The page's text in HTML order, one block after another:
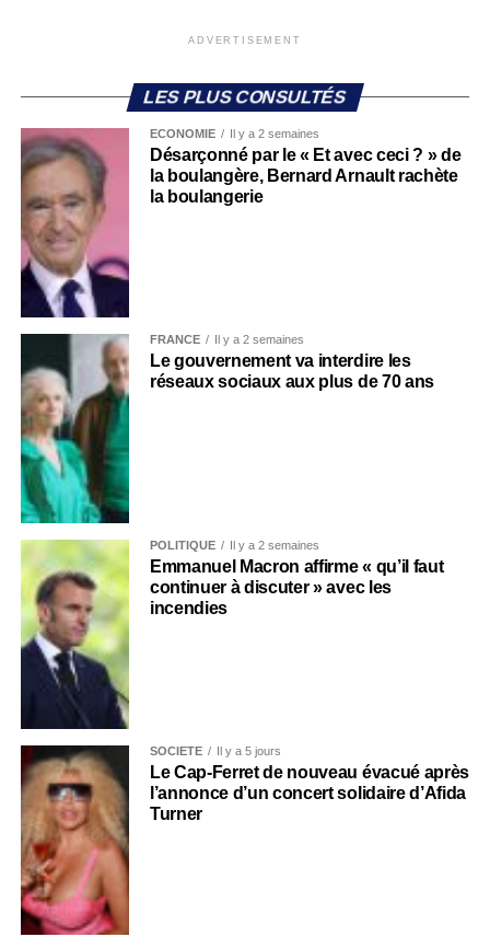
ADVERTISEMENT
LES PLUS CONSULTÉS
ECONOMIE Il y a 2 semaines
Désarçonné par le « Et avec ceci ? » de
la boulangère, Bernard Arnault rachète
la boulangerie
FRANCE Il y a 2 semaines
Le gouvernement va interdire les
réseaux sociaux aux plus de 70 ans
POLITIQUE Il y a 2 semaines
Emmanuel Macron affirme « qu’il faut
continuer à discuter » avec les
incendies
SOCIÉTÉ Il y a 5 jours
Le Cap-Ferret de nouveau évacué après
l’annonce d’un concert solidaire d’Afida
Turner